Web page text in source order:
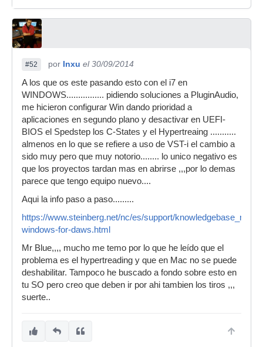
#52 por Inxu el 30/09/2014
A los que os este pasando esto con el i7 en
WINDOWS................ pidiendo soluciones a PluginAudio,
me hicieron configurar Win dando prioridad a
aplicaciones en segundo plano y desactivar en UEFI-
BIOS el Spedstep los C-States y el Hypertreaing ...........
almenos en lo que se refiere a uso de VST-i el cambio a
sido muy pero que muy notorio........ lo unico negativo es
que los proyectos tardan mas en abrirse ,,,por lo demas
parece que tengo equipo nuevo....
Aqui la info paso a paso.........
https://www.steinberg.net/nc/es/support/
windows-for-daws.html
Mr Blue,,,, mucho me temo por lo que he leído que el
problema es el hypertreading y que en Mac no se puede
deshabilitar. Tampoco he buscado a fondo sobre esto en
tu SO pero creo que deben ir por ahi tambien los tiros ,,,
suerte..